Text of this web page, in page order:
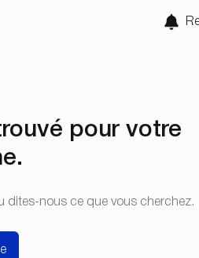
pour votre
dites-nous ce que vous cherchez.